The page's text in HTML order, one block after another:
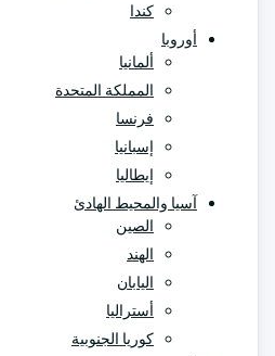
كندا
أوروبا
ألمانيا
المملكة المتحدة
فرنسا
إسبانيا
إيطاليا
آسيا والمحيط الهادئ
الصين
الهند
اليابان
أستراليا
كوريا الجنوبية